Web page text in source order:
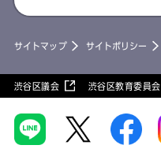
サイトマップ サイトポリシー
渋谷区議会 渋谷区教育委員会